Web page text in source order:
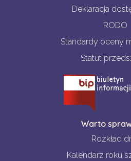
Deklaracja
RODO
Standardy oceny
Statut
Warto
Rozkład
Kalendarz roku